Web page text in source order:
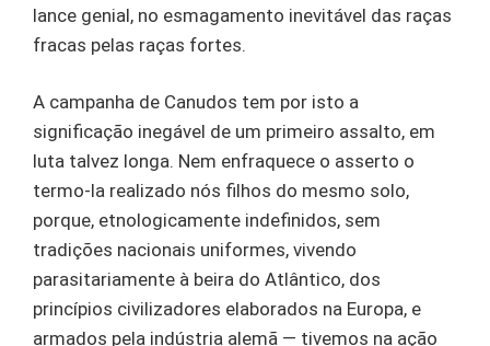
lance genial, no esmagamento inevitável das raças
fracas pelas raças fortes.
A campanha de Canudos tem por isto a
significação inegável de um primeiro assalto, em
luta talvez longa. Nem enfraquece o asserto o
termo-la realizado nós filhos do mesmo solo,
porque, etnologicamente indefinidos, sem
tradições nacionais uniformes, vivendo
parasitariamente à beira do Atlântico, dos
princípios civilizadores elaborados na Europa, e
armados pela indústria alemã — tivemos na ação